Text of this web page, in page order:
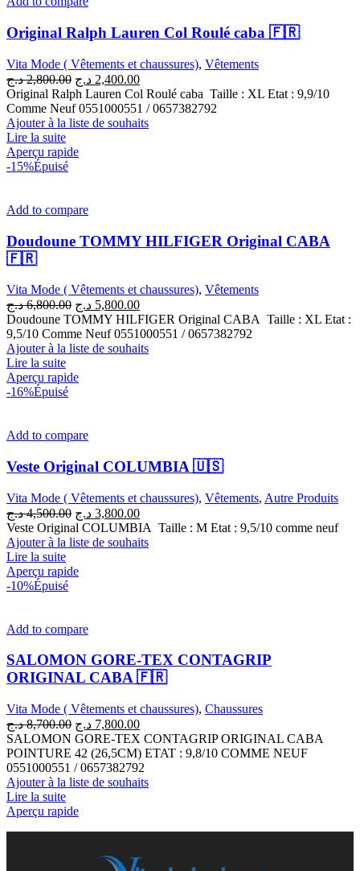
Original Ralph Lauren Col Roulé caba 🇫🇷
Vita Mode ( Vêtements et chaussures), Vêtements
2,800.00 د.ج
Le
prix
initial
était :
2,400.00 د.ج
Le
prix
actuel
est :
Original Ralph Lauren Col Roulé caba Taille : XL Etat : 9,9/10
Comme Neuf 0551000551 / 0657382792
Ajouter à la liste de souhaits
Lire la suite
Aperçu rapide
-15%Épuisé
Add to compare
Doudoune TOMMY HILFIGER Original CABA
🇫🇷
Vita Mode ( Vêtements et chaussures), Vêtements
6,800.00 د.ج
Le
prix
initial
était :
5,800.00 د.ج
Le
prix
actuel
est :
Doudoune TOMMY HILFIGER Original CABA Taille : XL Etat :
9,5/10 Comme Neuf 0551000551 / 0657382792
Ajouter à la liste de souhaits
Lire la suite
Aperçu rapide
-16%Épuisé
Add to compare
Veste Original COLUMBIA 🇺🇸
Vita Mode ( Vêtements et chaussures), Vêtements, Autre Produits
4,500.00 د.ج
Le
prix
initial
3,800.00 د.ج
Le
prix
actuel
Veste Original COLUMBIA Taille : M Etat : 9,5/10 comme neuf
Ajouter à la liste de souhaits
Lire la suite
Aperçu rapide
-10%Épuisé
Add to compare
SALOMON GORE-TEX CONTAGRIP
ORIGINAL CABA 🇫🇷
Vita Mode ( Vêtements et chaussures), Chaussures
8,700.00 د.ج
Le
prix
initial
était :
8,700.00 د.ج.
7,800.00 د.ج
Le
prix
actuel
est :
SALOMON GORE-TEX CONTAGRIP ORIGINAL CABA
POINTURE 42 (26,5CM) ETAT : 9,8/10 COMME NEUF
0551000551 / 0657382792
Ajouter à la liste de souhaits
Lire la suite
Aperçu rapide